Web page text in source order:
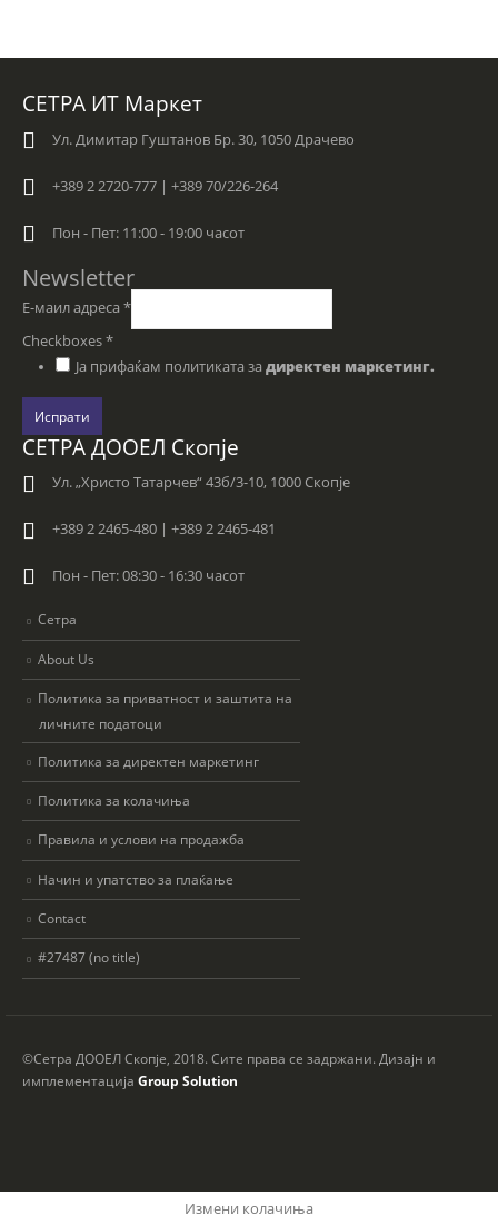
СЕТРА ИТ Маркет
Ул. Димитар Гуштанов Бр. 30, 1050 Драчево
+389 2 2720-777 | +389 70/226-264
Пон - Пет: 11:00 - 19:00 часот
Newsletter
Е-маил адреса *
Checkboxes*
Ја прифаќам политиката за директен маркетинг.
Испрати
СЕТРА ДООЕЛ Скопје
Ул. „Христо Татарчев“ 43б/3-10, 1000 Скопје
+389 2 2465-480 | +389 2 2465-481
Пон - Пет: 08:30 - 16:30 часот
Сетра
About Us
Политика за приватност и заштита на
личните податоци
Политика за директен маркетинг
Политика за колачиња
Правила и услови на продажба
Начин и упатство за плаќање
Contact
#27487 (no title)
©Сетра ДООЕЛ Скопје, 2018. Сите права се задржани. Дизајн и
имплементација Group Solution
Измени колачиња